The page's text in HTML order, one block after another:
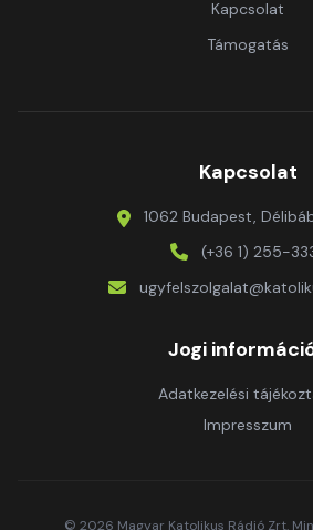
Kapcsolat
Támogatás
Kapcsolat
1062 Budapest, Délibáb
(+36 1) 255-
Jogi
Adatkezelési
Impresszum
© 2026 Magyar Katolikus Rádió Zrt.